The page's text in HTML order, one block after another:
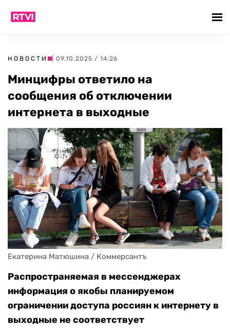
НОВОСТИ | 09.10.2025 / 14:26
Минцифры ответило на
сообщения об отключении
интернета в выходные
Екатерина Матюшина / Коммерсантъ
Распространяемая в мессенджерах
информация о якобы планируемом
ограничении доступа россиян к интернету в
выходные не соответствует